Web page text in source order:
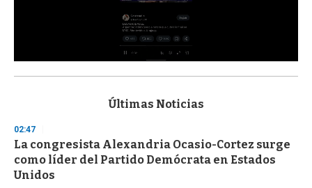
s
d
s
o
f
3
Últimas Noticias
02:47
La congresista Alexandria Ocasio-Cortez surge
como líder del Partido Demócrata en Estados
Unidos